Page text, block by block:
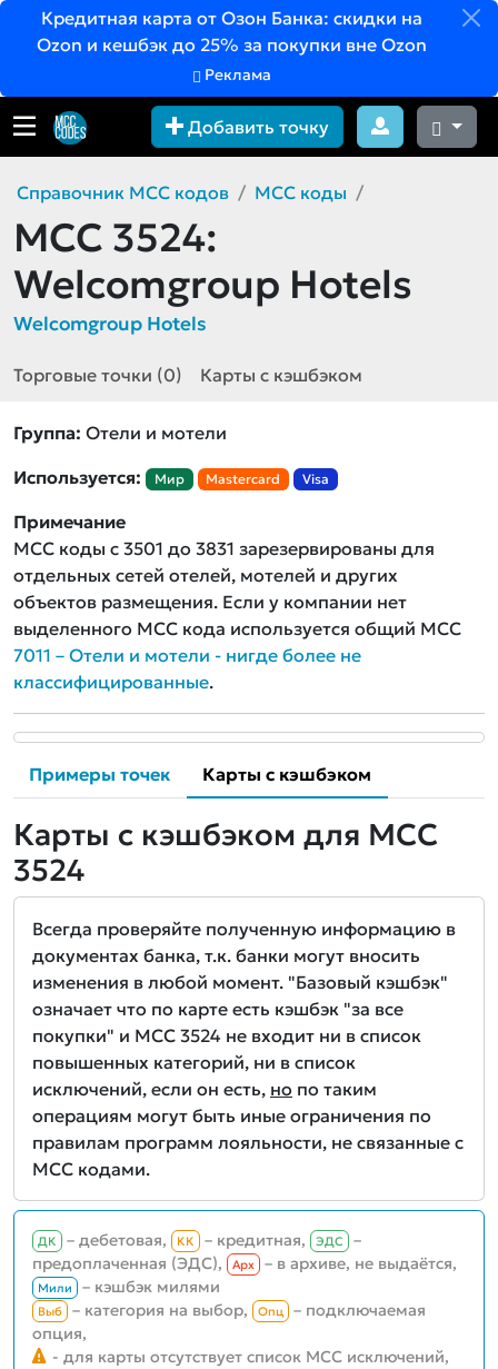
Кредитная карта от Озон Банка: скидки на
Ozon и кешбэк до 25% за покупки вне Ozon
Реклама
Добавить точку
Справочник MCC кодов MCC коды
MCC 3524:
Welcomgroup Hotels
Welcomgroup Hotels
Торговые точки (0) Карты с кэшбэком
Группа: Отели и мотели
Используется:
Мир Mastercard Visa
Примечание
MCC коды с 3501 до 3831 зарезервированы для
отдельных сетей отелей, мотелей и других
объектов размещения. Если у компании нет
выделенного MCC кода используется общий MCC
7011 – Отели и мотели - нигде более не
классифицированные.
Примеры точек Карты с кэшбэком
Карты с кэшбэком для MCC
3524
Всегда проверяйте полученную информацию в
документах банка, т.к. банки могут вносить
изменения в любой момент. "Базовый кэшбэк"
означает что по карте есть кэшбэк "за все
покупки" и MCC 3524 не входит ни в список
повышенных категорий, ни в список
исключений, если он есть, но по таким
операциям могут быть иные ограничения по
правилам программ лояльности, не связанные с
MCC кодами.
ДК – дебетовая, КК – кредитная, ЭДС
–
предоплаченная (ЭДС),
Aрх – в архиве, не выдаётся,
Мили – кэшбэк милями
Выб – категория на выбор, Опц
– подключаемая
опция,
- для карты отсутствует список MCC исключений,